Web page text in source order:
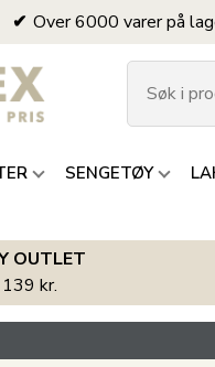
Over 6000 varer på
SENGETØY
OUTLET
139 kr.